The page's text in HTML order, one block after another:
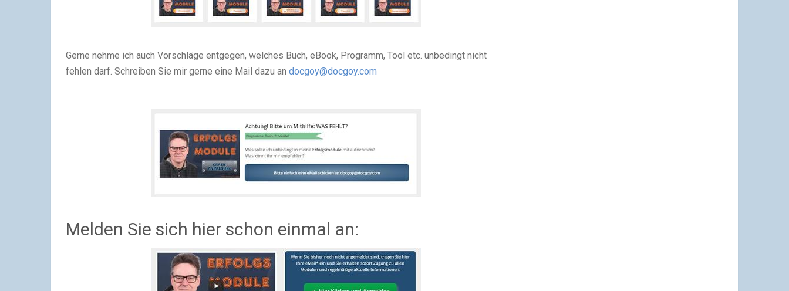
Gerne nehme ich auch Vorschläge entgegen, welches Buch, eBook, Programm, Tool etc. unbedingt nicht
fehlen darf. Schreiben Sie mir gerne eine Mail dazu an docgoy@docgoy.com
Melden Sie sich hier schon einmal an: